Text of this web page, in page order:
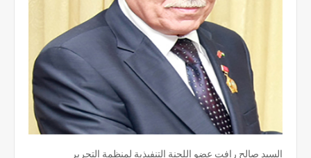
السيد صالح رافت عضو اللجنة التنفيذية لمنظمة التحرير